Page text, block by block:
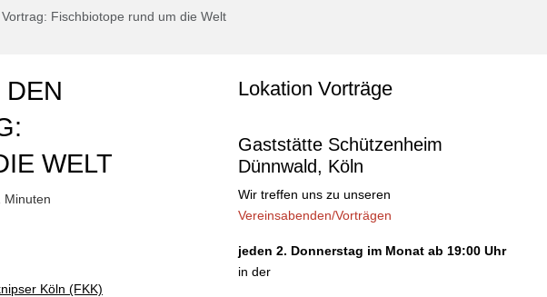
Fischbiotope rund um die Welt
DEN
WELT
Minuten
Köln (FKK)
Lokation Vorträge
Gaststätte Schützenheim
Dünnwald, Köln
Wir treffen uns zu unseren
Vereinsabenden/Vorträgen
jeden 2. Donnerstag im Monat ab 19:00 Uhr
in der